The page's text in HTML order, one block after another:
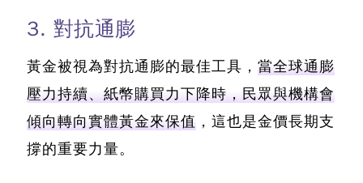
3. 對抗通膨
黃金被視為對抗通膨的最佳工具， 當全球通膨
壓力持續、紙幣購買力下降時，民眾與機構會
傾向轉向實體黃金來保值 ，這也是金價長期支
撐的重要力量。